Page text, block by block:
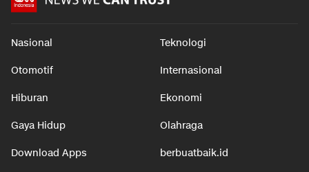
Nasional Teknologi
Otomotif Internasional
Hiburan Ekonomi
Gaya Hidup Olahraga
Download Apps berbuatbaik.id